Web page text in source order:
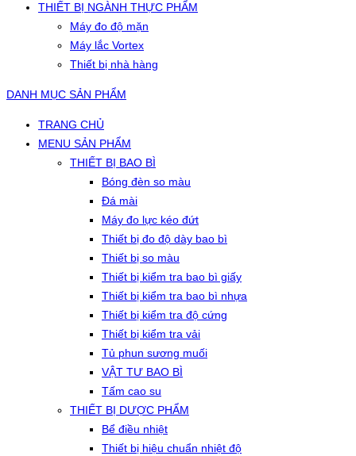
THIẾT BỊ NGÀNH THỰC PHẨM
Máy đo độ mặn
Máy lắc Vortex
Thiết bị nhà hàng
DANH MỤC SẢN PHẨM
TRANG CHỦ
MENU SẢN PHẨM
THIẾT BỊ BAO BÌ
Bóng đèn so màu
Đá mài
Máy đo lực kéo đứt
Thiết bị đo độ dày bao bì
Thiết bị so màu
Thiết bị kiểm tra bao bì giấy
Thiết bị kiểm tra bao bì nhựa
Thiết bị kiểm tra độ cứng
Thiết bị kiểm tra vải
Tủ phun sương muối
VẬT TƯ BAO BÌ
Tấm cao su
THIẾT BỊ DƯỢC PHẨM
Bể điều nhiệt
Thiết bị hiệu chuẩn nhiệt độ